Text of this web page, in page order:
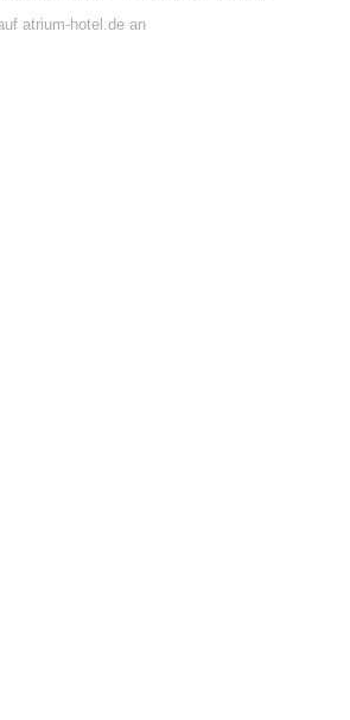
atrium-hotel.de an